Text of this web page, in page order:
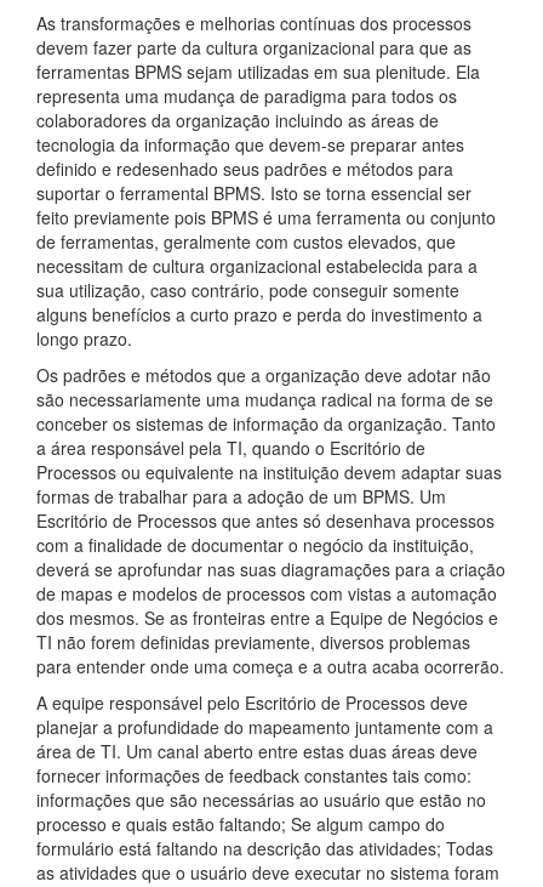
As transformações e melhorias contínuas dos processos
devem fazer parte da cultura organizacional para que as
ferramentas BPMS sejam utilizadas em sua plenitude. Ela
representa uma mudança de paradigma para todos os
colaboradores da organização incluindo as áreas de
tecnologia da informação que devem-se preparar antes
definido e redesenhado seus padrões e métodos para
suportar o ferramental BPMS. Isto se torna essencial ser
feito previamente pois BPMS é uma ferramenta ou conjunto
de ferramentas, geralmente com custos elevados, que
necessitam de cultura organizacional estabelecida para a
sua utilização, caso contrário, pode conseguir somente
alguns benefícios a curto prazo e perda do investimento a
longo prazo.
Os padrões e métodos que a organização deve adotar não
são necessariamente uma mudança radical na forma de se
conceber os sistemas de informação da organização. Tanto
a área responsável pela TI, quando o Escritório de
Processos ou equivalente na instituição devem adaptar suas
formas de trabalhar para a adoção de um BPMS. Um
Escritório de Processos que antes só desenhava processos
com a finalidade de documentar o negócio da instituição,
deverá se aprofundar nas suas diagramações para a criação
de mapas e modelos de processos com vistas a automação
dos mesmos. Se as fronteiras entre a Equipe de Negócios e
TI não forem definidas previamente, diversos problemas
para entender onde uma começa e a outra acaba ocorrerão.
A equipe responsável pelo Escritório de Processos deve
planejar a profundidade do mapeamento juntamente com a
área de TI. Um canal aberto entre estas duas áreas deve
fornecer informações de feedback constantes tais como:
informações que são necessárias ao usuário que estão no
processo e quais estão faltando; Se algum campo do
formulário está faltando na descrição das atividades; Todas
as atividades que o usuário deve executar no sistema foram